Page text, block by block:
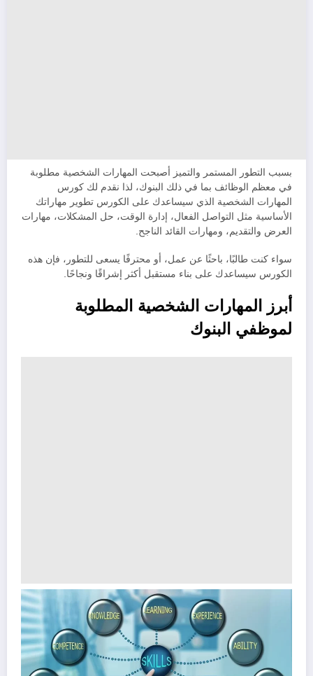
بسبب التطور المستمر والتميز أصبحت المهارات الشخصية مطلوبة
في معظم الوظائف بما في ذلك البنوك، لذا نقدم لك كورس
المهارات الشخصية الذي سيساعدك على الكورس تطوير مهاراتك
الأساسية مثل التواصل الفعال، إدارة الوقت، حل المشكلات، مهارات
العرض والتقديم، ومهارات القائد الناجح.
سواء كنت طالبًا، باحثًا عن عمل، أو محترفًا يسعى للتطور، فإن هذه
الكورس سيساعدك على بناء مستقبل أكثر إشراقًا ونجاحًا.
أبرز المهارات الشخصية المطلوبة
لموظفي البنوك